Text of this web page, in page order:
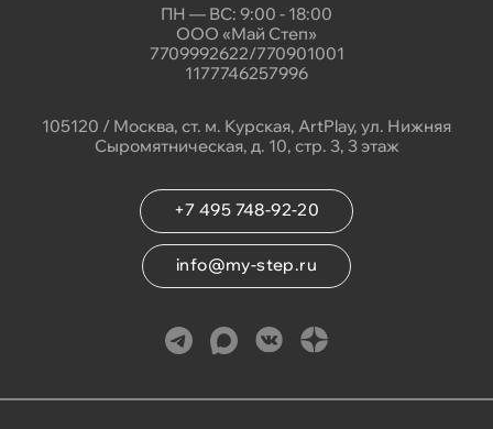
ПН — ВС: 9:00 - 18:00
ООО «Май Степ»
7709992622/770901001
1177746257996
105120 / Москва, ст. м. Курская, ArtPlay, ул. Нижняя
Сыромятническая, д. 10, стр. 3, 3 этаж
+7 495 748-92-20
info@my-step.ru